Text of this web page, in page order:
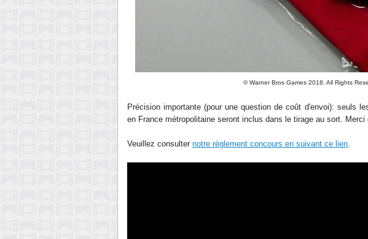
©Warner Bros Games 2018 . All Rights
Précision importante (pour une question de coût d'envoi): seuls
en France métropolitaine seront inclus dans le tirage au sort. Merci
Veuillez consulter notre règlement concours en suivant ce lien.